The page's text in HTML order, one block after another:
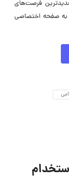
فرصت‌های
به صفحه اختصاصی